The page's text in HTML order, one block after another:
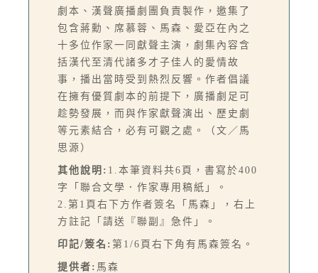
劇本、漢聲廣播劇團負責製作，邀集了
包含蔣勳、席慕蓉、馬森、愛亞在內之
十多位作家一同獻聲主演，劇集內容含
括漢代至清代諸多才子佳人的愛情故
事，播出當時受到熱烈反響。作者倡議
在擁有優質劇本的前提下，廣播劇足可
趁勢發展，而與作家獻聲演出、歷史劇
等元素結合，必有可觀之處。（文／馬
思源）
其他說明: 1.本筆資料共6頁，書寫於400
字「聯合文學．作家專用稿紙」。
2.第1頁右下方作者簽名「馬森」，右上
方註記「請送『聯副』急件」。
印記/簽名: 第1/6頁右下角有馬森簽名。
提供者: 馬森